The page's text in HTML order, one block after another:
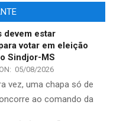
devem estar
votar em eleição
Sindjor-MS
ON: 05/08/2026
vez, uma chapa só de
ao comando da